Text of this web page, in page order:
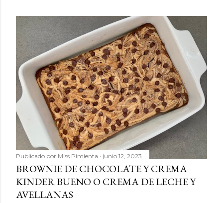
Publicado por Miss Pimienta junio 12, 2023
BROWNIE DE CHOCOLATE Y CREMA
KINDER BUENO O CREMA DE LECHE Y
AVELLANAS